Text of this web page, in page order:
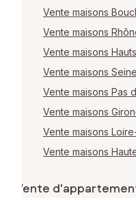
Vente maisons
Vente maisons
Vente maisons
Vente maisons
Vente maisons Pas
Vente maisons
Vente maisons
Vente maisons
Vente